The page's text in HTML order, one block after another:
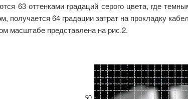
63 оттенками градаций серого цвета, где
получается 64 градации затрат на прокладку
масштабе представлена на рис.2.